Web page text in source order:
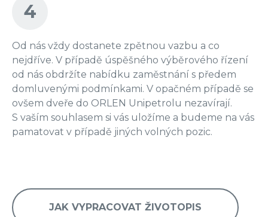
4
Od nás vždy dostanete zpětnou vazbu a co
nejdříve. V případě úspěšného výběrového řízení
od nás obdržíte nabídku zaměstnání s předem
domluvenými podmínkami. V opačném případě se
ovšem dveře do ORLEN Unipetrolu nezavírají.
S vaším souhlasem si vás uložíme a budeme na vás
pamatovat v případě jiných volných pozic.
JAK VYPRACOVAT ŽIVOTOPIS